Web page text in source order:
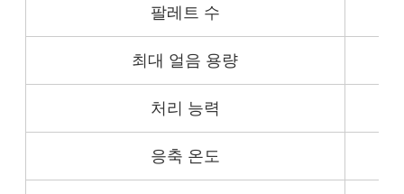
팔레트 수
최대 얼음 용량
처리 능력
응축 온도